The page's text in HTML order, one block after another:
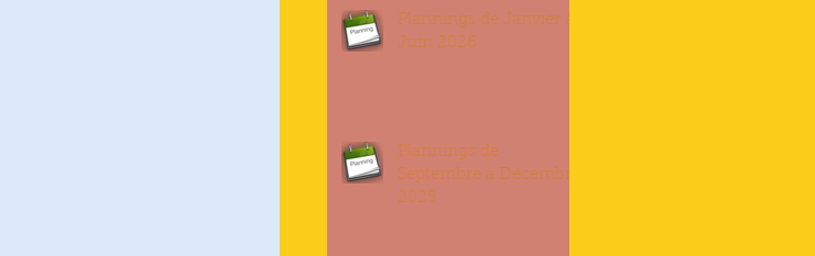
Plannings de Janvier à
Juin 2026
Plannings de
Septembre à Décembre
2025